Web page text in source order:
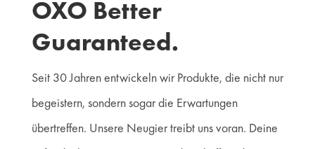
OXO Better
Guaranteed.
Seit 30 Jahren entwickeln wir Produkte, die nicht nur
begeistern, sondern sogar die Erwartungen
übertreffen. Unsere Neugier treibt uns voran. Deine